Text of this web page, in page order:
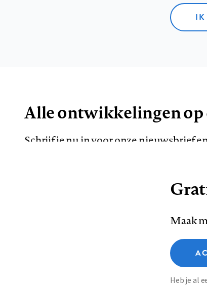
IK
Alle ontwikkelingen op
Schrijf je nu in voor onze nieuwsbrief
Colofon
Functionele cookies
Analytische cookies
Maak
Heb je al